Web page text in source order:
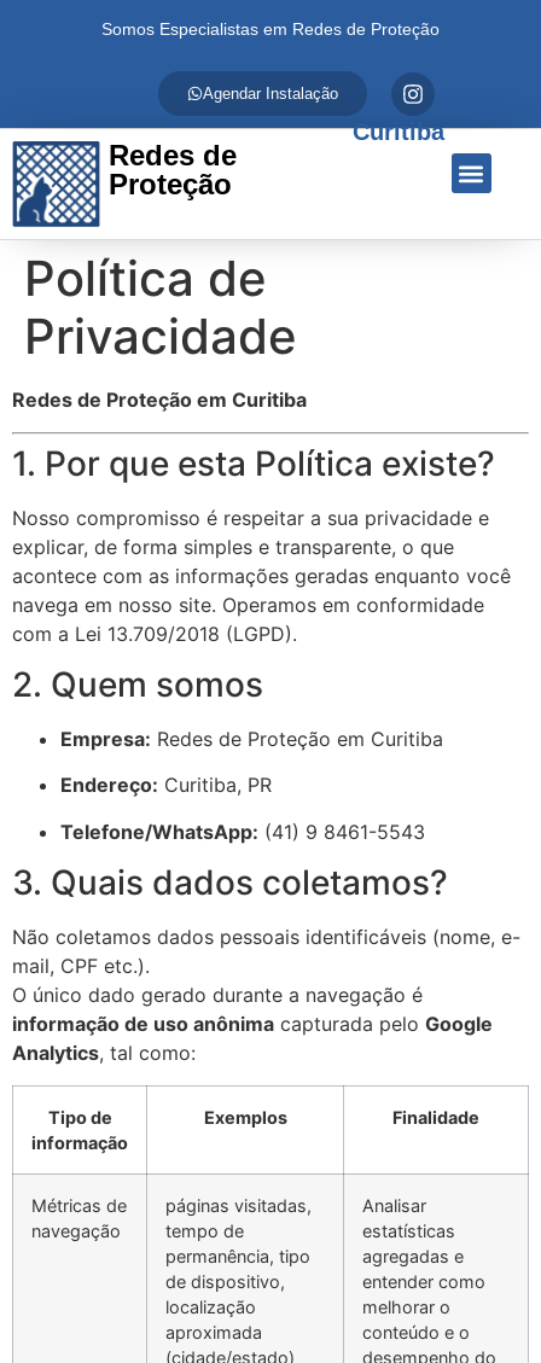
Somos Especialistas em Redes de Proteção
Agendar Instalação
Redes de
Proteção
Curitiba
Política de
Privacidade
Redes de Proteção em Curitiba
1. Por que esta Política existe?
Nosso compromisso é respeitar a sua privacidade e
explicar, de forma simples e transparente, o que
acontece com as informações geradas enquanto você
navega em nosso site. Operamos em conformidade
com a Lei 13.709/2018 (LGPD).
2. Quem somos
Empresa: Redes de Proteção em Curitiba
Endereço: Curitiba, PR
Telefone/WhatsApp: (41) 9 8461-5543
3. Quais dados coletamos?
Não coletamos dados pessoais identificáveis (nome, e-
mail, CPF etc.).
O único dado gerado durante a navegação é
informação de uso anônima capturada pelo Google
Analytics, tal como:
Tipo de
informação
Exemplos Finalidade
Métricas de
navegação
páginas visitadas,
tempo de
permanência, tipo
de dispositivo,
localização
aproximada
(cidade/estado)
Analisar
estatísticas
agregadas e
entender como
melhorar o
conteúdo e o
desempenho do